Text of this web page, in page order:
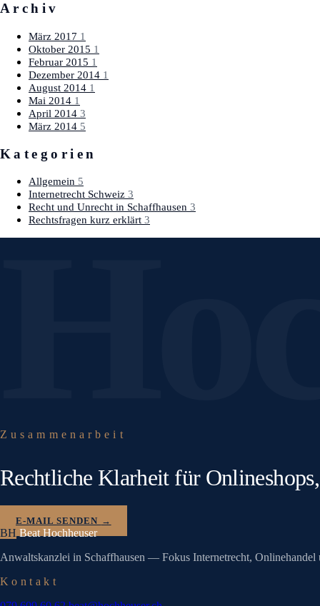
Archiv
März 2017 1
Oktober 2015 1
Februar 2015 1
Dezember 2014 1
August 2014 1
Mai 2014 1
April 2014 3
März 2014 5
Kategorien
Allgemein 5
Internetrecht Schweiz 3
Recht und Unrecht in Schaffhausen 3
Rechtsfragen kurz erklärt 3
Zusammenarbeit
Rechtliche Klarheit für
E-MAIL SENDEN →
BH Beat Hochheuser
Anwaltskanzlei in Schaffhausen — Fokus Internetrecht, Onlinehandel
Kontakt